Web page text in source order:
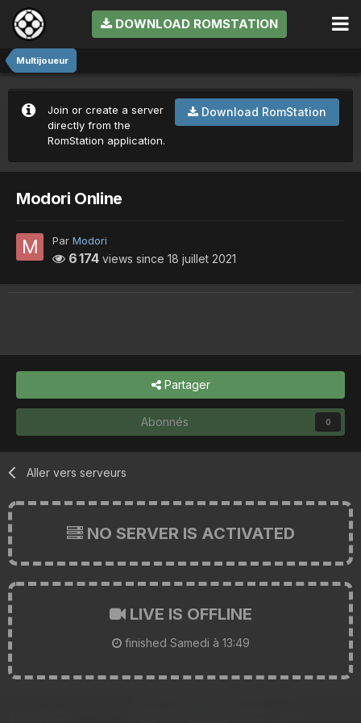
DOWNLOAD ROMSTATION
Multijoueur
Download RomStation
Join or create a server
directly from the
RomStation application.
Modori Online
Par Modori
6 174 views since 18 juillet 2021
Partager
Abonnés 0
Aller vers serveurs
NO SERVER IS ACTIVATED
LIVE IS OFFLINE
finished Samedi à 13:49